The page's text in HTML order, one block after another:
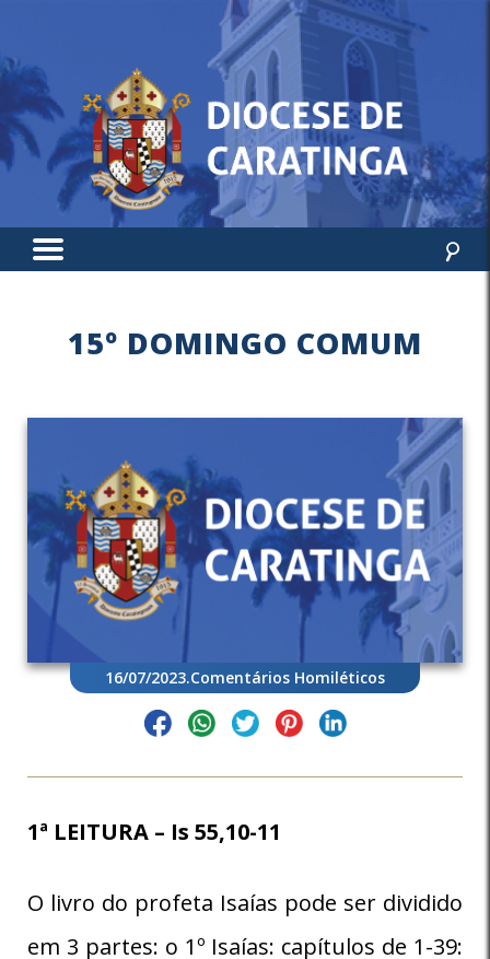
15º DOMINGO COMUM
16/07/2023.Comentários Homiléticos
1ª LEITURA – Is 55,10-11
O livro do profeta Isaías pode ser dividido
em 3 partes: o 1º Isaías: capítulos de 1-39: